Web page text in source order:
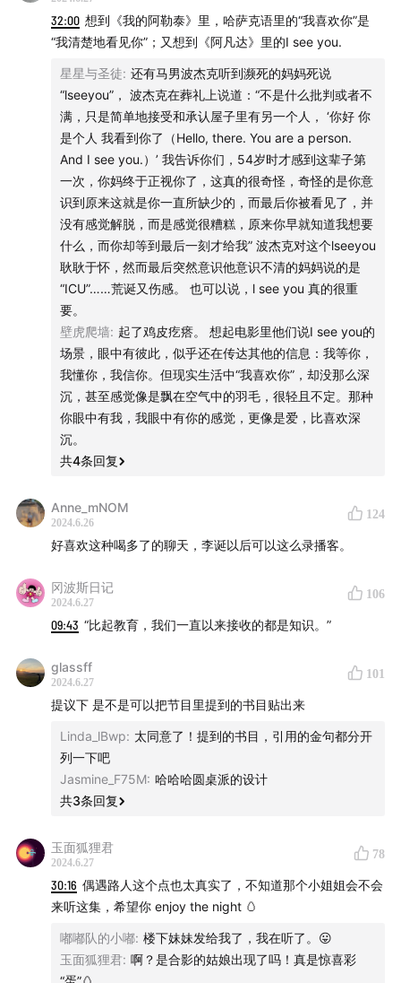
32:00 想到《我的阿勒泰》里，哈萨克语里的“我喜欢你”是
“我清楚地看见你”；又想到《阿凡达》里的I see you.
星星与圣徒: 还有马男波杰克听到濒死的妈妈死说
“lseeyou”， 波杰克在葬礼上说道：“不是什么批判或者不
满，只是简单地接受和承认屋子里有另一个人， ‘你好 你
是个人 我看到你了（Hello, there. You are a person.
And I see you.）’ 我告诉你们，54岁时才感到这辈子第
一次，你妈终于正视你了，这真的很奇怪，奇怪的是你意
识到原来这就是你一直所缺少的，而最后你被看见了，并
没有感觉解脱，而是感觉很糟糕，原来你早就知道我想要
什么，而你却等到最后一刻才给我” 波杰克对这个lseeyou
耿耿于怀，然而最后突然意识他意识不清的妈妈说的是
“ICU”……荒诞又伤感。 也可以说，l see you 真的很重
要。
壁虎爬墙: 起了鸡皮疙瘩。 想起电影里他们说I see you的
场景，眼中有彼此，似乎还在传达其他的信息：我等你，
我懂你，我信你。但现实生活中“我喜欢你”，却没那么深
沉，甚至感觉像是飘在空气中的羽毛，很轻且不定。那种
你眼中有我，我眼中有你的感觉，更像是爱，比喜欢深
沉。
共4条回复
Anne_mNOM
2024.6.26
124
好喜欢这种喝多了的聊天，李诞以后可以这么录播客。
冈波斯日记
2024.6.27
106
09:43 “比起教育，我们一直以来接收的都是知识。”
glassff
2024.6.27
101
提议下 是不是可以把节目里提到的书目贴出来
Linda_lBwp: 太同意了！提到的书目，引用的金句都分开
列一下吧
Jasmine_F75M: 哈哈哈圆桌派的设计
共3条回复
玉面狐狸君
2024.6.27
78
30:16 偶遇路人这个点也太真实了，不知道那个小姐姐会不会
来听这集，希望你 enjoy the night 🥚
嘟嘟队的小嘟: 楼下妹妹发给我了，我在听了。😛
玉面狐狸君: 啊？是合影的姑娘出现了吗！真是惊喜彩